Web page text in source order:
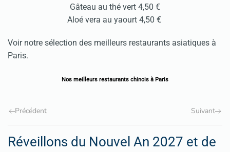
Gâteau au thé vert 4,50 €
Aloé vera au yaourt 4,50 €
Voir notre sélection des meilleurs restaurants asiatiques à
Paris.
Nos meilleurs restaurants chinois à Paris
Précédent Suivant
Réveillons du Nouvel An 2027 et de